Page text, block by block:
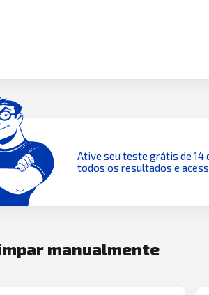
Ative seu teste grátis de 14
todos os resultados e
manualmente